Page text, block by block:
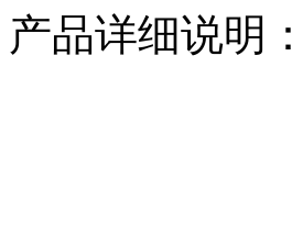
产品详细说明：